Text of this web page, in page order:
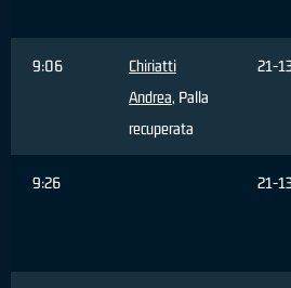
9:06
Chiriatti
Andrea, Palla
recuperata
21-
9:26 21-